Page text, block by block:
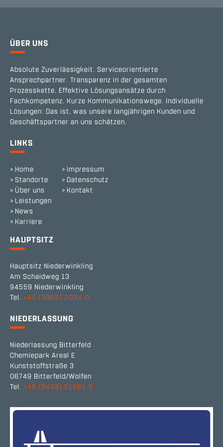
ÜBER UNS
Absolute Zuverlässigkeit. Serviceorientierte
Ansprechpartner. Transparenz in der gesamten
Prozesskette. Effektive Lösungsansätze durch
Fachkompetenz. Kurze Kommunikationswege. Individuelle
Lösungen: Das ist, was unsere langjährigen Kunden und
Geschäftspartner an uns schätzen.
LINKS
Home
Standorte
Über uns
Leistungen
News
Karriere
Impressum
Datenschutz
Kontakt
HAUPTSITZ
Hauptsitz Niederwinkling
Am Schaidweg 13
94559 Niederwinkling
Tel. +49 (9962) 2034-0
NIEDERLASSUNG
Niederlassung Bitterfeld
Chemiepark Areal E
Kunststoffstraße 3
06749 Bitterfeld/Wolfen
Tel. +49 (3493) 51581-0